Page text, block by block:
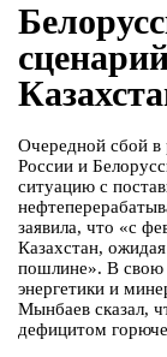
Очередной сбой в
России и
ситуацию с
заявила, что «с
Казахстан,
пошлине». В свою
энергетики и
Мынбаев сказал,
дефицитом